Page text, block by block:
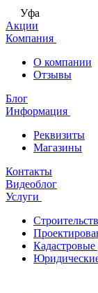
Уфа
Акции
Компания
О компании
Отзывы
Блог
Информация
Реквизиты
Магазины
Контакты
Видеоблог
Услуги
Кадастровые